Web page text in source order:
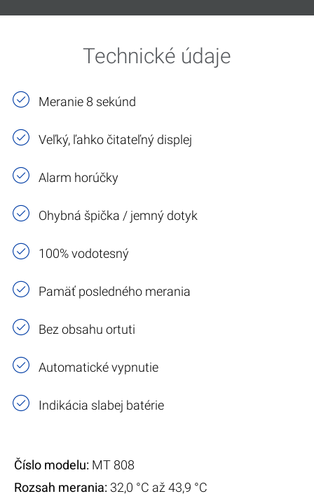
Technické údaje
Meranie 8 sekúnd
Veľký, ľahko čitateľný displej
Alarm horúčky
Ohybná špička / jemný dotyk
100% vodotesný
Pamäť posledného merania
Bez obsahu ortuti
Automatické vypnutie
Indikácia slabej batérie
Číslo modelu​: MT 808
Rozsah merania: 32,0 °C až 43,9 °C